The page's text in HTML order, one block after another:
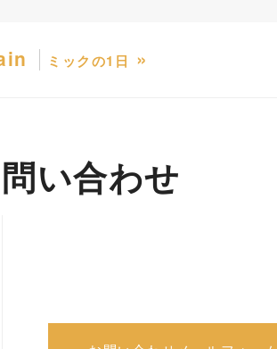
ミックの1日 »
い合わせ